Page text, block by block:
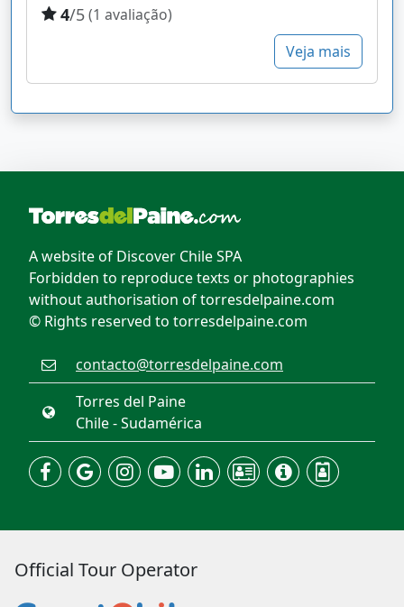
4/5(1 avaliação)
Veja mais
A website of Discover Chile SPA
Forbidden to reproduce texts or photographies
without authorisation of torresdelpaine.com
© Rights reserved to torresdelpaine.com
contacto@torresdelpaine.com
Torres del Paine
Chile - Sudamérica
Official Tour Operator